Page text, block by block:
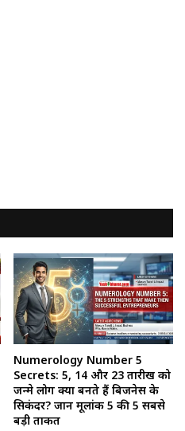
Numerology Number 5
Secrets: 5, 14 और 23 तारीख को
जन्मे लोग क्यों बनते हैं बिजनेस के
सिकंदर? जानें मूलांक 5 की 5 सबसे
बड़ी ताकतें